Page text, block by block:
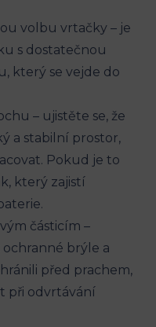
volbu vrtačky – je
s dostatečnou
který se vejde do
– ujistěte se, že
a stabilní prostor,
Pokud je to
který zajistí
částicím –
brýle a
před prachem,
při odvrtávání